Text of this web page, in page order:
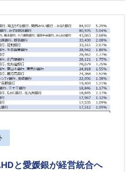
と愛媛銀が経営統合へ